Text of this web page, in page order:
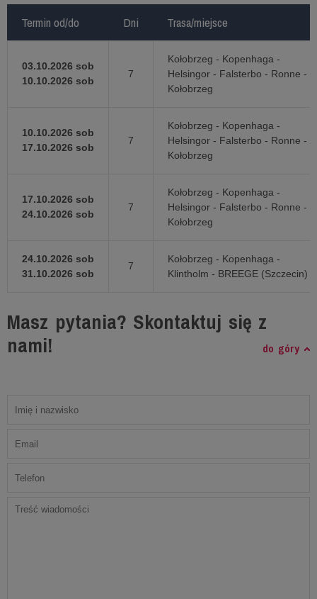
Termin od/do Dni Trasa/miejsce
03.10.2026 sob
10.10.2026 sob
7
Kołobrzeg - Kopenhaga -
Helsingor - Falsterbo - Ronne -
Kołobrzeg
10.10.2026 sob
17.10.2026 sob
7
Kołobrzeg - Kopenhaga -
Helsingor - Falsterbo - Ronne -
Kołobrzeg
17.10.2026 sob
24.10.2026 sob
7
Kołobrzeg - Kopenhaga -
Helsingor - Falsterbo - Ronne -
Kołobrzeg
24.10.2026 sob
31.10.2026 sob
7
Kołobrzeg - Kopenhaga -
Klintholm - BREEGE (Szczecin)
Termin od/do Dni Trasa/miejsce
Masz pytania? Skontaktuj się z
nami!
do góry